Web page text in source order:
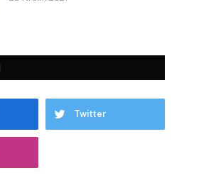
Twitter